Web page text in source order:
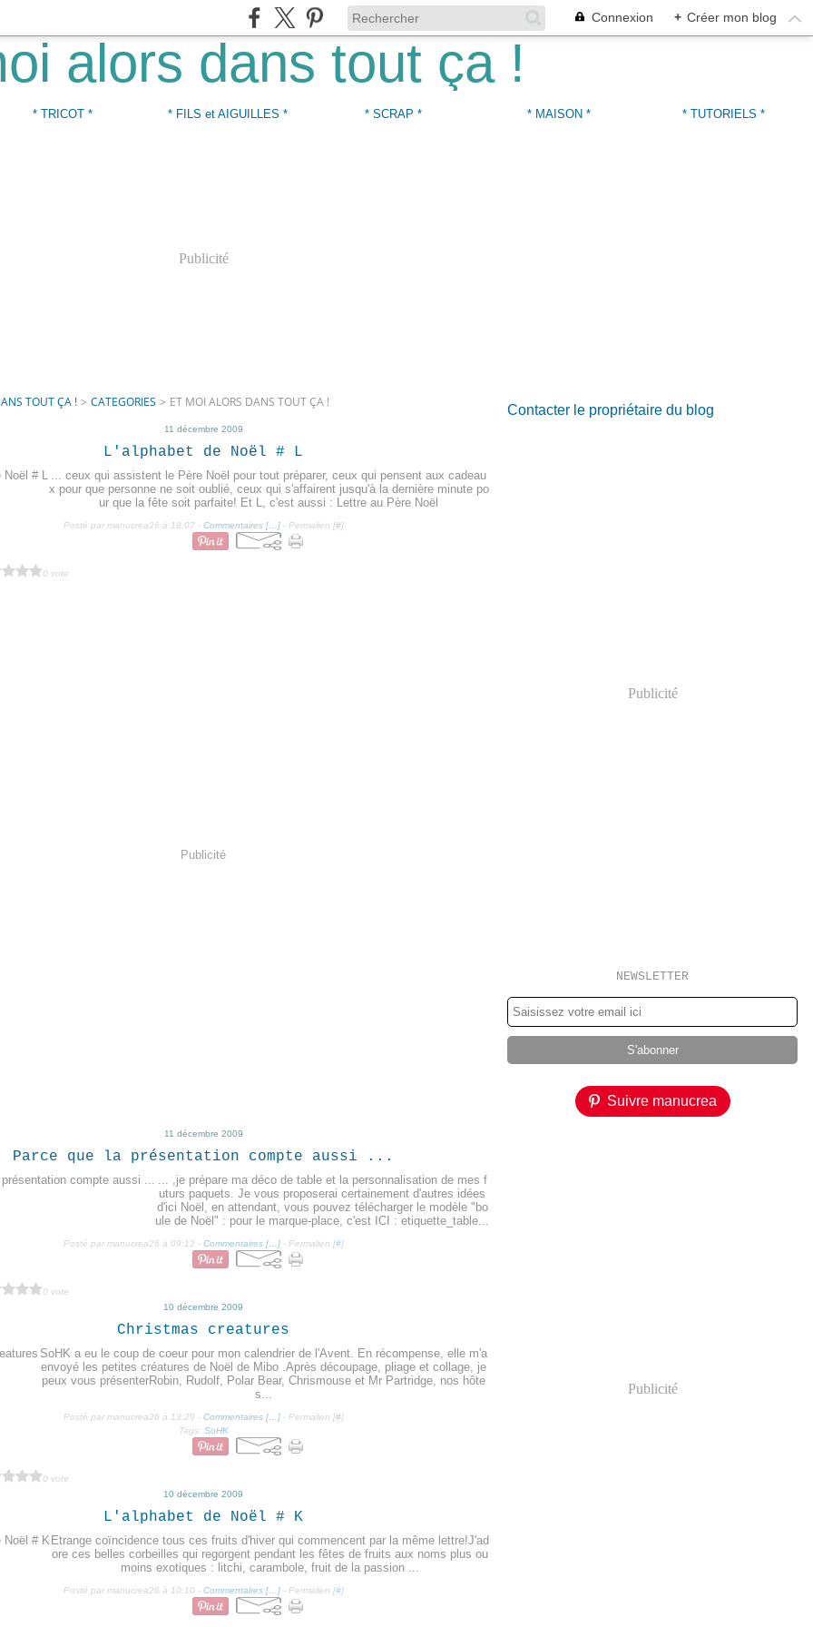
Connexion + Créer mon blog
* TRICOT * * FILS et AIGUILLES * * SCRAP * * MAISON * * TUTORIELS *
Publicité
TOUT ÇA ! > CATEGORIES > ET MOI ALORS DANS TOUT ÇA !
11 décembre 2009
L'alphabet de Noël # L
... ceux qui assistent le Père Noël pour tout préparer, ceux qui pensent aux cadeau
x pour que personne ne soit oublié, ceux qui s'affairent jusqu'à la dernière minute po
ur que la fête soit parfaite! Et L, c'est aussi : Lettre au Père Noël
Posté par manucrea26 à 18:07 - Commentaires [… ]- Permalien [#]
0 vote
Publicité
11 décembre 2009
Parce que la présentation compte aussi ...
... ,je prépare ma déco de table et la personnalisation de mes f
uturs paquets. Je vous proposerai certainement d'autres idées
d'ici Noël, en attendant, vous pouvez télécharger le modèle "bo
ule de Noël" : pour le marque-place, c'est ICI : etiquette_table...
Posté par manucrea26 à 09:12 - Commentaires [… ]- Permalien [#]
0 vote
10 décembre 2009
Christmas creatures
SoHK a eu le coup de coeur pour mon calendrier de l'Avent. En récompense, elle m'a
envoyé les petites créatures de Noël de Mibo .Après découpage, pliage et collage, je
peux vous présenterRobin, Rudolf, Polar Bear, Chrismouse et Mr Partridge, nos hôte
s...
Posté par manucrea26 à 13:29 - Commentaires [… ]- Permalien [#]
Tags: SoHK
0 vote
10 décembre 2009
L'alphabet de Noël # K
Etrange coïncidence tous ces fruits d'hiver qui commencent par la même lettre!J'ad
ore ces belles corbeilles qui regorgent pendant les fêtes de fruits aux noms plus ou
moins exotiques : litchi, carambole, fruit de la passion ...
Posté par manucrea26 à 10:10 - Commentaires [… ]- Permalien [#]
Contacter le propriétaire du blog
Publicité
NEWSLETTER
Suivre manucrea
Publicité